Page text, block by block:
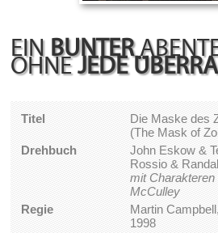
EIN BUNTER
OHNEJEDE
Titel
Die Maske des
(The Mask of
Drehbuch
John Eskow &
Rossio &
mit
McCulley
Regie
Martin
1998